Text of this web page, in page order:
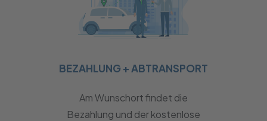
BEZAHLUNG + ABTRANSPORT
Am Wunschort findet die
Bezahlung und der kostenlose